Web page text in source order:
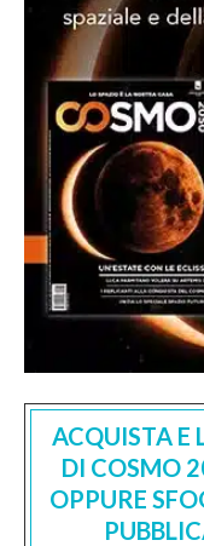
ACQUISTA E
DI COSMO
OPPURE